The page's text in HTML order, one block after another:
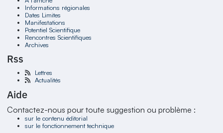
Informations régionales
Dates Limites
Manifestations
Potentiel Scientifique
Rencontres Scientifiques
Archives
Rss
Lettres
Actualités
Aide
Contactez-nous pour toute suggestion ou problème :
sur le contenu éditorial
sur le fonctionnement technique